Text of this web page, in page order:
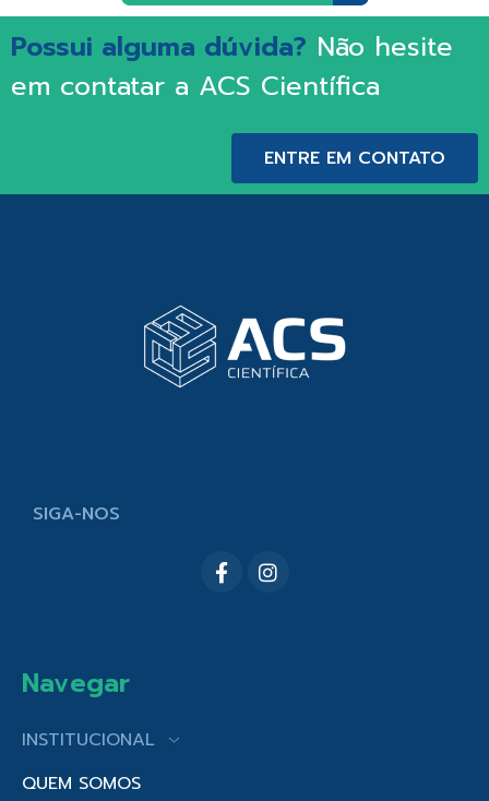
Possui alguma dúvida? Não hesite
em contatar a ACS Científica
ENTRE EM CONTATO
SIGA-NOS
Navegar
INSTITUCIONAL
QUEM SOMOS